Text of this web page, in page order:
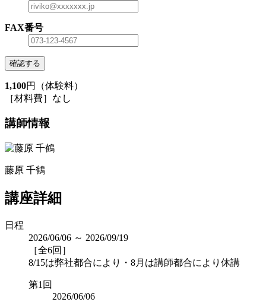
FAX番号
確認する
1,100円（体験料）
［材料費］なし
講師情報
藤原 千鶴
講座詳細
日程
2026/06/06 ～ 2026/09/19
［全6回］
8/15は弊社都合により・8月は講師都合により休講
第1回
2026/06/06